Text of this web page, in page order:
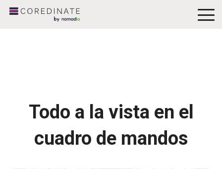
Todo a la vista en el
cuadro de mandos